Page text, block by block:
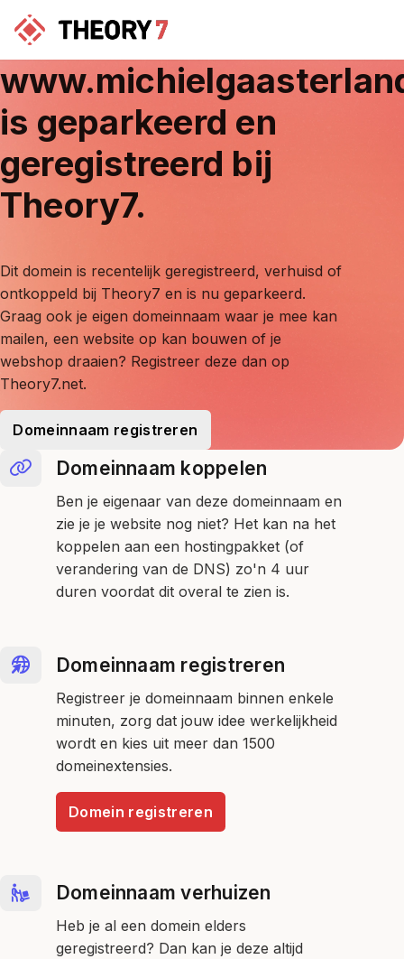
is geparkeerd en
geregistreerd bij
Theory7.
Dit domein is recentelijk geregistreerd, verhuisd of
ontkoppeld bij Theory7 en is nu geparkeerd.
Graag ook je eigen domeinnaam waar je mee kan
mailen, een website op kan bouwen of je
webshop draaien? Registreer deze dan op
Theory7.net.
Domeinnaam registreren
Domeinnaam koppelen
Ben je eigenaar van deze domeinnaam en
zie je je website nog niet? Het kan na het
koppelen aan een hostingpakket (of
verandering van de DNS) zo'n 4 uur
duren voordat dit overal te zien is.
Domeinnaam registreren
Registreer je domeinnaam binnen enkele
minuten, zorg dat jouw idee werkelijkheid
wordt en kies uit meer dan 1500
domeinextensies.
Domein registreren
Domeinnaam verhuizen
Heb je al een domein elders
geregistreerd? Dan kan je deze altijd